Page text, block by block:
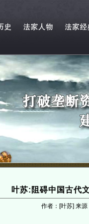
叶苏:阻碍中国古代
作者：[叶苏] 来源